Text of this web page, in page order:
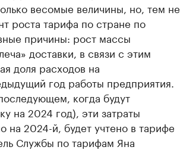
весомые величины, но, тем не
роста тарифа по стране по
причины: рост массы
доставки, в связи с этим
доля расходов на
год работы предприятия.
когда будут
на 2024 год), эти затраты
на 2024-й, будет учтено в тарифе
Службы по тарифам Яна